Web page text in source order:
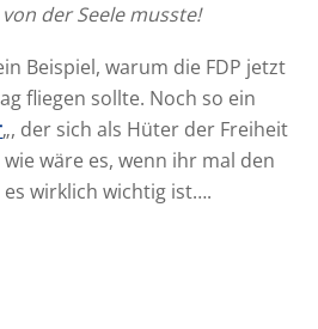
der Seele musste!
Beispiel, warum die FDP jetzt
fliegen sollte. Noch so ein
„, der sich als Hüter der Freiheit
wäre es, wenn ihr mal den
wirklich wichtig ist….